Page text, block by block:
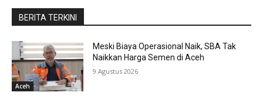
BERITA TERKINI
Aceh
Meski Biaya Operasional Naik, SBA Tak
Naikkan Harga Semen di Aceh
9 Agustus 2026